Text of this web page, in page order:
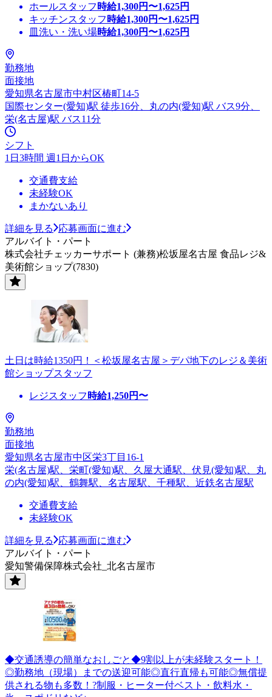
ホールスタッフ 時給1,300円〜1,625円
キッチンスタッフ 時給1,300円〜1,625円
皿洗い・洗い場時給1,300円〜1,625円
勤務地
面接地
愛知県名古屋市中村区椿町14-5
国際センター(愛知)駅 徒歩16分、丸の内(愛知)駅 バス9分、
栄(名古屋)駅 バス11分
シフト
1日3時間 週1日からOK
交通費支給
未経験OK
まかないあり
詳細を見る
応募画面に進む
アルバイト・パート
株式会社チェッカーサポート (兼務)松坂屋名古屋 食品レジ&
美術館ショップ(7830)
土日は時給1350円！＜松坂屋名古屋＞デパ地下のレジ＆美術
館ショップスタッフ
レジスタッフ 時給1,250円〜
勤務地
面接地
愛知県名古屋市中区栄3丁目16-1
栄(名古屋)駅、栄町(愛知)駅、久屋大通駅、伏見(愛知)駅、丸
の内(愛知)駅、鶴舞駅、名古屋駅、千種駅、近鉄名古屋駅
交通費支給
未経験OK
詳細を見る
応募画面に進む
アルバイト・パート
愛知警備保障株式会社_北名古屋市
◆交通誘導の簡単なおしごと◆9割以上が未経験スタート！
◎勤務地（現場）までの送迎可能◎直行直帰も可能◎無償提
供される物も多数！?制服・ヒーター付ベスト・飲料水・